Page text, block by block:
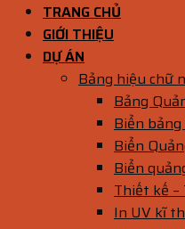
TRANG CHỦ
GIỚI THIỆU
DỰ ÁN
Bảng hiệu chữ
Bảng
Biển
Biển
Biển
Thiết kế –
In UV kĩ